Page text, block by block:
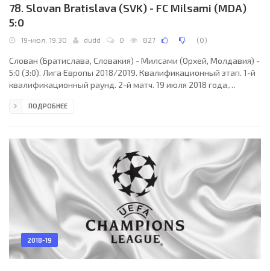
78. Slovan Bratislava (SVK) - FC Milsami (MDA)
5:0
19-июл, 19:30 dudd 0 827 (0)
Слован (Братислава, Словакия) - Милсами (Орхей, Молдавия) -
5:0 (3:0). Лига Европы 2018/2019. Квалификационный этап. 1-й
квалификационный раунд. 2-й матч. 19 июля 2018 года,
Стадион Пасьенки. 2175 зрителей (17 % при вместимости
(Словения). Резервный судья: Митя Зганец (Словения). Слован:
30. Михал Шулла; 2. Митч Апо (ГОЛ/ГАНА), 66. Кенан
ПОДРОБНЕЕ
2018-19